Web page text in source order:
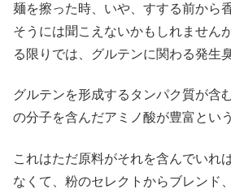
麺を擦った時、いや、すする前から
そうには聞こえないかもしれません
る限りでは、グルテンに関わる発生臭
グルテンを形成するタンパク質が含
の分子を含んだアミノ酸が豊富とい
これはただ原料がそれを含んでいれ
なくて、粉のセレクトからブレンド